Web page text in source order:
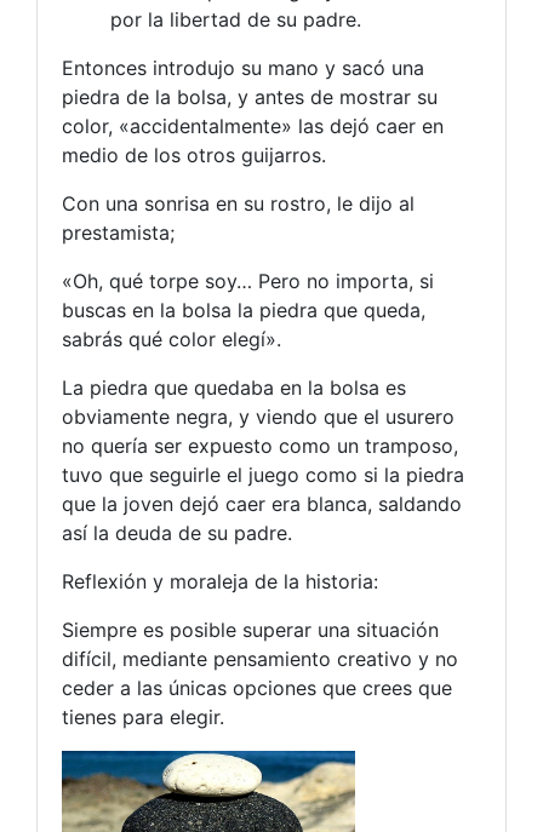
por la libertad de su padre.
Entonces introdujo su mano y sacó una
piedra de la bolsa, y antes de mostrar su
color, «accidentalmente» las dejó caer en
medio de los otros guijarros.
Con una sonrisa en su rostro, le dijo al
prestamista;
«Oh, qué torpe soy… Pero no importa, si
buscas en la bolsa la piedra que queda,
sabrás qué color elegí».
La piedra que quedaba en la bolsa es
obviamente negra, y viendo que el usurero
no quería ser expuesto como un tramposo,
tuvo que seguirle el juego como si la piedra
que la joven dejó caer era blanca, saldando
así la deuda de su padre.
Reflexión y moraleja de la historia:
Siempre es posible superar una situación
difícil, mediante pensamiento creativo y no
ceder a las únicas opciones que crees que
tienes para elegir.